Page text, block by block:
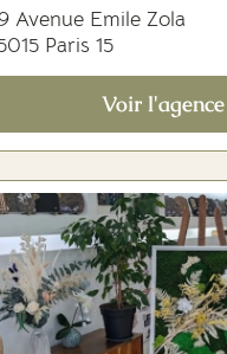
Avenue Emile Zola
Paris 15
Voir l'agence